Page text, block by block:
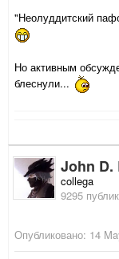
"Неолуддитский
Но активным
блеснули...
John D.
collega
9295
Опубликовано: 14